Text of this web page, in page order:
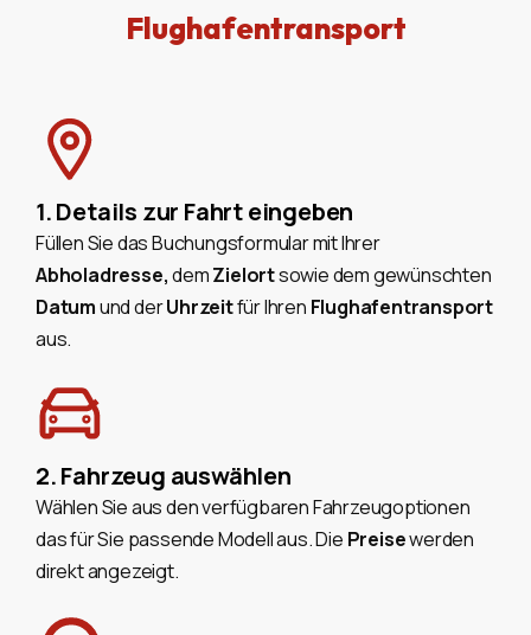
Flughafentransport
1. Details zur Fahrt eingeben
Füllen Sie das Buchungsformular mit Ihrer
Abholadresse,demZielortsowie dem gewünschten
Datumund derUhrzeitfür Ihren Flughafentransport
aus.
2. Fahrzeug auswählen
Wählen Sie aus den verfügbaren Fahrzeugoptionen
das für Sie passende Modell aus. Die Preisewerden
direkt angezeigt.